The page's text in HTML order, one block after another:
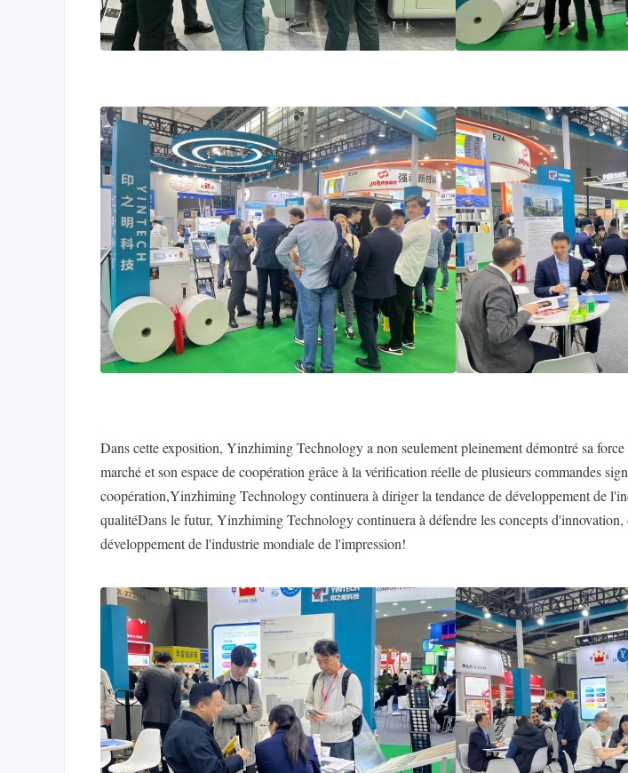
Dans cette exposition, Yinzhiming Technology a non seulement pleinement démontré sa
marché et son espace de coopération grâce à la vérification réelle de plusieurs commandes
coopération,Yinzhiming Technology continuera à diriger la tendance de développement de
qualitéDans le futur, Yinzhiming Technology continuera à défendre les concepts
développement de l'industrie mondiale de l'impression!